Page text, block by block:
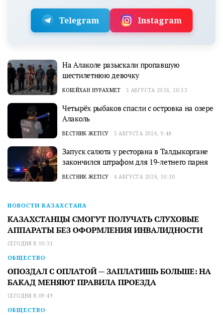
Telegram Instagram
На Алаколе разыскали пропавшую
шестилетнюю девочку
КОБЕЙХАН НУРАХМЕТ 5 АВГУСТА 2026, 20:53
Четырёх рыбаков спасли с островка на озере
Алаколь
ВЕСТНИК ЖЕТІСУ 5 АВГУСТА 2026, 9:48
Запуск салюта у ресторана в Талдыкоргане
закончился штрафом для 19-летнего парня
ВЕСТНИК ЖЕТІСУ 4 АВГУСТА 2026, 10:30
НОВОСТИ КАЗАХСТАНА
КАЗАХСТАНЦЫ СМОГУТ ПОЛУЧАТЬ СЛУХОВЫЕ
АППАРАТЫ БЕЗ ОФОРМЛЕНИЯ ИНВАЛИДНОСТИ
СЕГОДНЯ В 10:31
ОБЩЕСТВО
ОПОЗДАЛ С ОПЛАТОЙ — ЗАПЛАТИШЬ БОЛЬШЕ: НА
БАКАД МЕНЯЮТ ПРАВИЛА ПРОЕЗДА
СЕГОДНЯ В 09:49
ОБЩЕСТВО